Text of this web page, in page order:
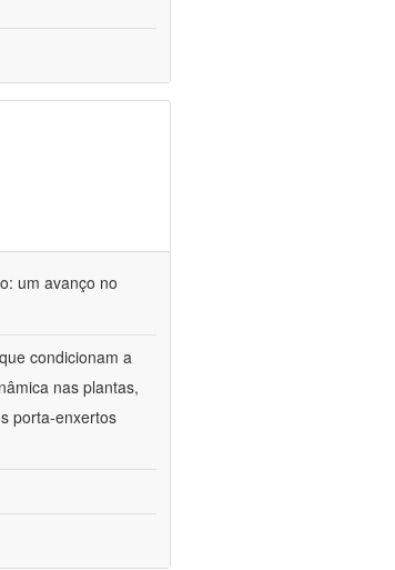
um avanço no
condicionam a
nas plantas,
porta-enxertos